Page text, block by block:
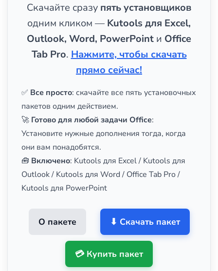
Скачайте сразу пять установщиков
одним кликом — Kutools для Excel,
Outlook, Word, PowerPoint и Office
Tab Pro. Нажмите, чтобы скачать
прямо сейчас!
✅ Все просто: скачайте все пять установочных
пакетов одним действием.
🚀 Готово для любой задачи Office:
Установите нужные дополнения тогда, когда
они вам понадобятся.
🧰 Включено: Kutools для Excel / Kutools для
Outlook / Kutools для Word / Office Tab Pro /
Kutools для PowerPoint
О пакете ⬇ Скачать пакет
💳 Купить пакет